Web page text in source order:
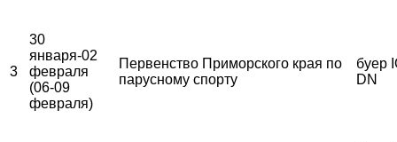
3
30
января-02
февраля
(06-09
февраля)
Первенство Приморского края по
парусному спорту
буер
DN